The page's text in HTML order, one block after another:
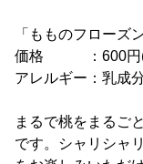
「もものフロー
価格 ：600円(
アレルギー：乳成
まるで桃をまるご
です。シャリシャ